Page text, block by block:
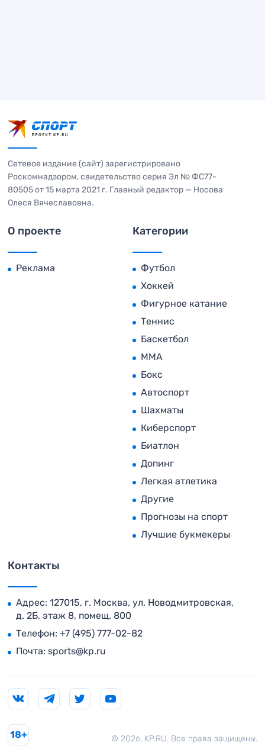
Сетевое издание (сайт) зарегистрировано
Роскомнадзором, свидетельство серия Эл № ФС77-
80505 от 15 марта 2021 г. Главный редактор — Носова
Олеся Вячеславовна.
О проекте
Реклама
Категории
Футбол
Хоккей
Фигурное катание
Теннис
Баскетбол
MMA
Бокс
Автоспорт
Шахматы
Киберспорт
Биатлон
Допинг
Легкая атлетика
Другие
Прогнозы на спорт
Лучшие букмекеры
Контакты
Адрес: 127015, г. Москва, ул. Новодмитровская,
д. 2Б, этаж 8, помещ. 800
Телефон: +7 (495) 777-02-82
Почта: sports@kp.ru
© 2026. KP.RU. Все права защищены.
18+